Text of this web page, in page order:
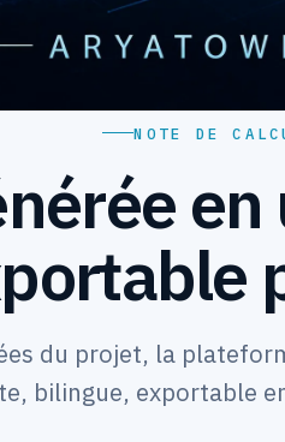
NOTE DE
du projet, la
bilingue, exportable en